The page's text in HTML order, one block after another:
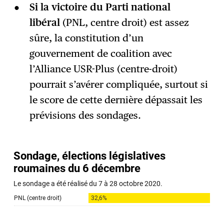
Si la victoire du Parti national
libéral (PNL, centre droit) est assez
sûre, la constitution d’un
gouvernement de coalition avec
l’Alliance USR-Plus (centre-droit)
pourrait s’avérer compliquée, surtout si
le score de cette dernière dépassait les
prévisions des sondages.